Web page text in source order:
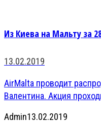
Из Киева на Мальту за
13.02.2019
AirMalta проводит
Валентина. Акция
Admin13.02.2019